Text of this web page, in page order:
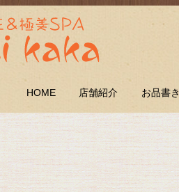
HOME 店舗紹介 お品書き